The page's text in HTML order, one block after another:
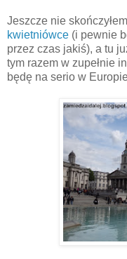
Jeszcze nie
kwietniówce (i pewnie
przez czas jakiś), a tu
tym razem w zupełnie
będę na serio w